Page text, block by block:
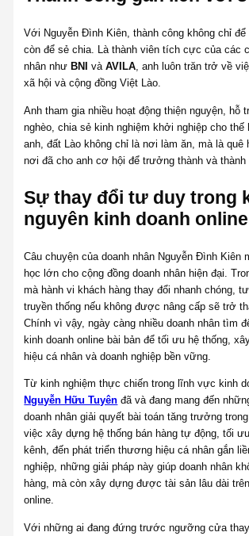
Với Nguyễn Đình Kiên, thành công không chỉ
còn để sẻ chia. Là thành viên tích cực của các
nhân như BNI vàAVILA, anh luôn trăn trở về
xã hội và cộng đồng Việt Lào.
Anh tham gia nhiều hoạt động thiện nguyện, hỗ
nghèo, chia sẻ kinh nghiệm khởi nghiệp cho
anh, đất Lào không chỉ là nơi làm ăn, mà là quê
nơi đã cho anh cơ hội để trưởng thành và thành
Sự thay đổi tư duy trong
nguyên kinh doanh online
Câu chuyện của doanh nhân Nguyễn Đình Kiên
học lớn cho cộng đồng doanh nhân hiện đại.
mà hành vi khách hàng thay đổi nhanh chóng,
truyền thống nếu không được nâng cấp sẽ trở
Chính vì vậy, ngày càng nhiều doanh nhân tìm
kinh doanh online bài bản để tối ưu hệ thống,
hiệu cá nhân và doanh nghiệp bền vững.
Từ kinh nghiệm thực chiến trong lĩnh vực kinh
Nguyễn Hữu Tuyên đã và đang mang đến
doanh nhân giải quyết bài toán tăng trưởng
việc xây dựng hệ thống bán hàng tự động, tối
kênh, đến phát triển thương hiệu cá nhân gắn
nghiệp, những giải pháp này giúp doanh nhân
hàng, mà còn xây dựng được tài sản lâu dài
online.
Với những ai đang đứng trước ngưỡng cửa